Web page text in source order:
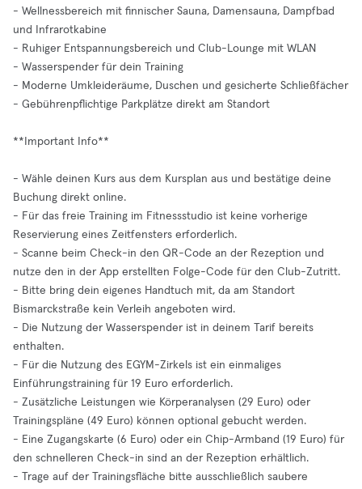
- Wellnessbereich mit finnischer Sauna, Damensauna, Dampfbad
und Infrarotkabine
- Ruhiger Entspannungsbereich und Club-Lounge mit WLAN
- Wasserspender für dein Training
- Moderne Umkleideräume, Duschen und gesicherte Schließfächer
- Gebührenpflichtige Parkplätze direkt am Standort
**Important Info**
- Wähle deinen Kurs aus dem Kursplan aus und bestätige deine
Buchung direkt online.
- Für das freie Training im Fitnessstudio ist keine vorherige
Reservierung eines Zeitfensters erforderlich.
- Scanne beim Check-in den QR-Code an der Rezeption und
nutze den in der App erstellten Folge-Code für den Club-Zutritt.
- Bitte bring dein eigenes Handtuch mit, da am Standort
Bismarckstraße kein Verleih angeboten wird.
- Die Nutzung der Wasserspender ist in deinem Tarif bereits
enthalten.
- Für die Nutzung des EGYM-Zirkels ist ein einmaliges
Einführungstraining für 19 Euro erforderlich.
- Zusätzliche Leistungen wie Körperanalysen (29 Euro) oder
Trainingspläne (49 Euro) können optional gebucht werden.
- Eine Zugangskarte (6 Euro) oder ein Chip-Armband (19 Euro) für
den schnelleren Check-in sind an der Rezeption erhältlich.
- Trage auf der Trainingsfläche bitte ausschließlich saubere